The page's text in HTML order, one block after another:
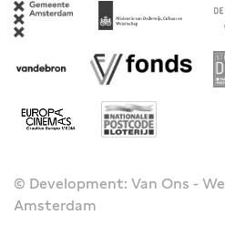
© Development: Van Ons -
Amsterdam